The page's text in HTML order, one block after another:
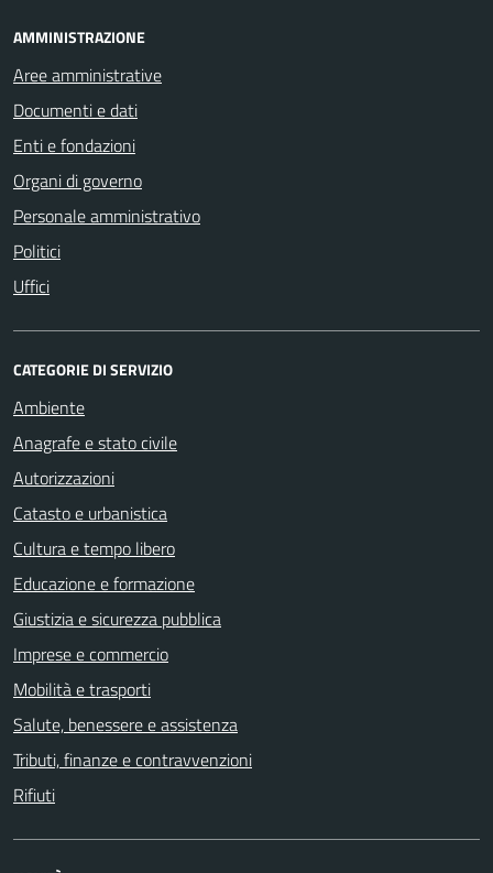
AMMINISTRAZIONE
Aree amministrative
Documenti e dati
Enti e fondazioni
Organi di governo
Personale amministrativo
Politici
Uffici
CATEGORIE DI SERVIZIO
Ambiente
Anagrafe e stato civile
Autorizzazioni
Catasto e urbanistica
Cultura e tempo libero
Educazione e formazione
Giustizia e sicurezza pubblica
Imprese e commercio
Mobilità e trasporti
Salute, benessere e assistenza
Tributi, finanze e contravvenzioni
Rifiuti